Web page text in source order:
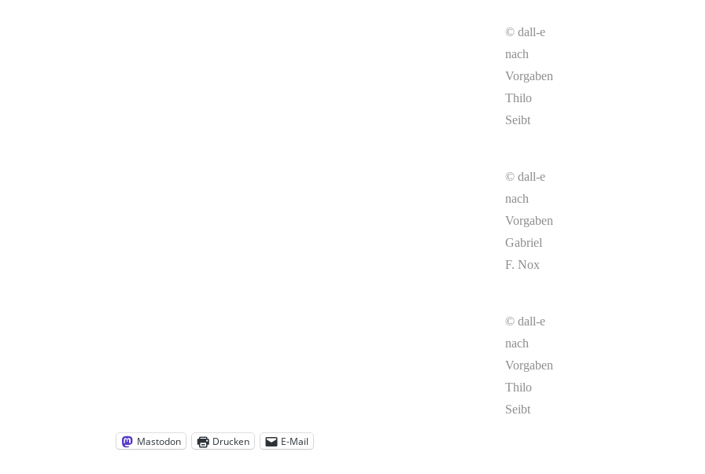
© dall-e
nach
Vorgaben
Thilo
Seibt
© dall-e
nach
Vorgaben
Gabriel
F. Nox
© dall-e
nach
Vorgaben
Thilo
Seibt
Mastodon Drucken E-Mail